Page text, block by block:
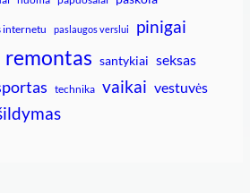
internetu paslaugos verslui pinigai
remontas santykiai seksas
technika vaikai vestuvės